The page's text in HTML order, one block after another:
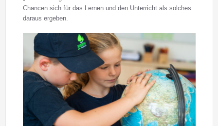
Chancen sich für das Lernen und den Unterricht als solches
daraus ergeben.